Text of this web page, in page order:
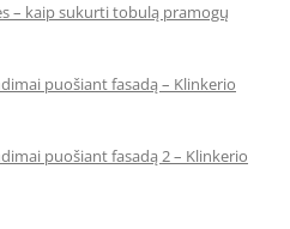
– kaip sukurti tobulą pramogų
puošiant fasadą – Klinkerio
puošiant fasadą 2 – Klinkerio